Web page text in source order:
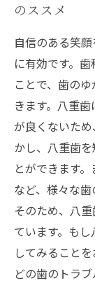
のススメ
自信のある笑
に有効です。
ことで、歯の
きます。八重
が良くないた
かし、八重歯
とができます
など、様々な歯
そのため、八
ています。も
してみること
どの歯のトラ